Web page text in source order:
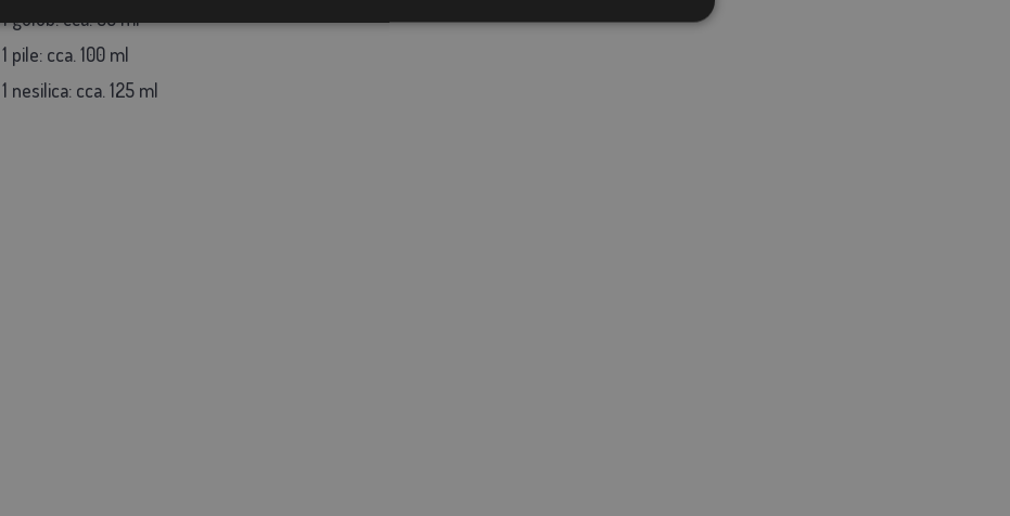
1 golub: cca. 50 ml
1 pile: cca. 100 ml
1 nesilica: cca. 125 ml